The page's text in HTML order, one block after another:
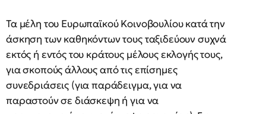
Τα μέλη του Ευρωπαϊκού Κοινοβουλίου κατά την
άσκηση των καθηκόντων τους ταξιδεύουν συχνά
εκτός ή εντός του κράτους μέλους εκλογής τους,
για σκοπούς άλλους από τις επίσημες
συνεδριάσεις (για παράδειγμα, για να
παραστούν σε διάσκεψη ή για να